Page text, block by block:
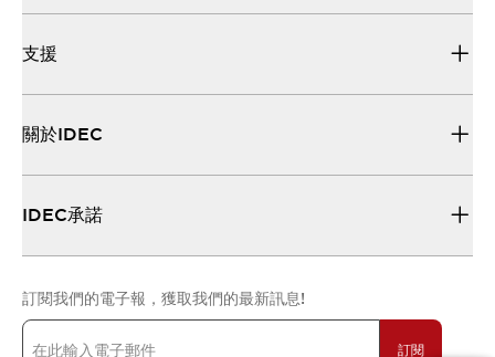
支援
關於IDEC
IDEC承諾
訂閱我們的電子報，獲取我們的最新訊息!
訂閱